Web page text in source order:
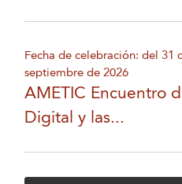
Fecha de celebración: del 31
septiembre de 2026
AMETIC Encuentro
Digital y las...